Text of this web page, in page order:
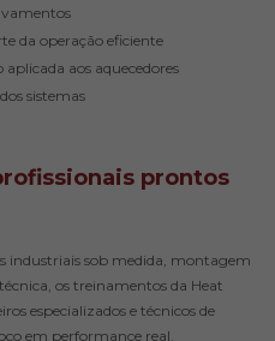
da operação eficiente
aos aquecedores
sistemas
prontos
industriais sob medida, montagem
os treinamentos da Heat
especializados e técnicos de
em performance real.